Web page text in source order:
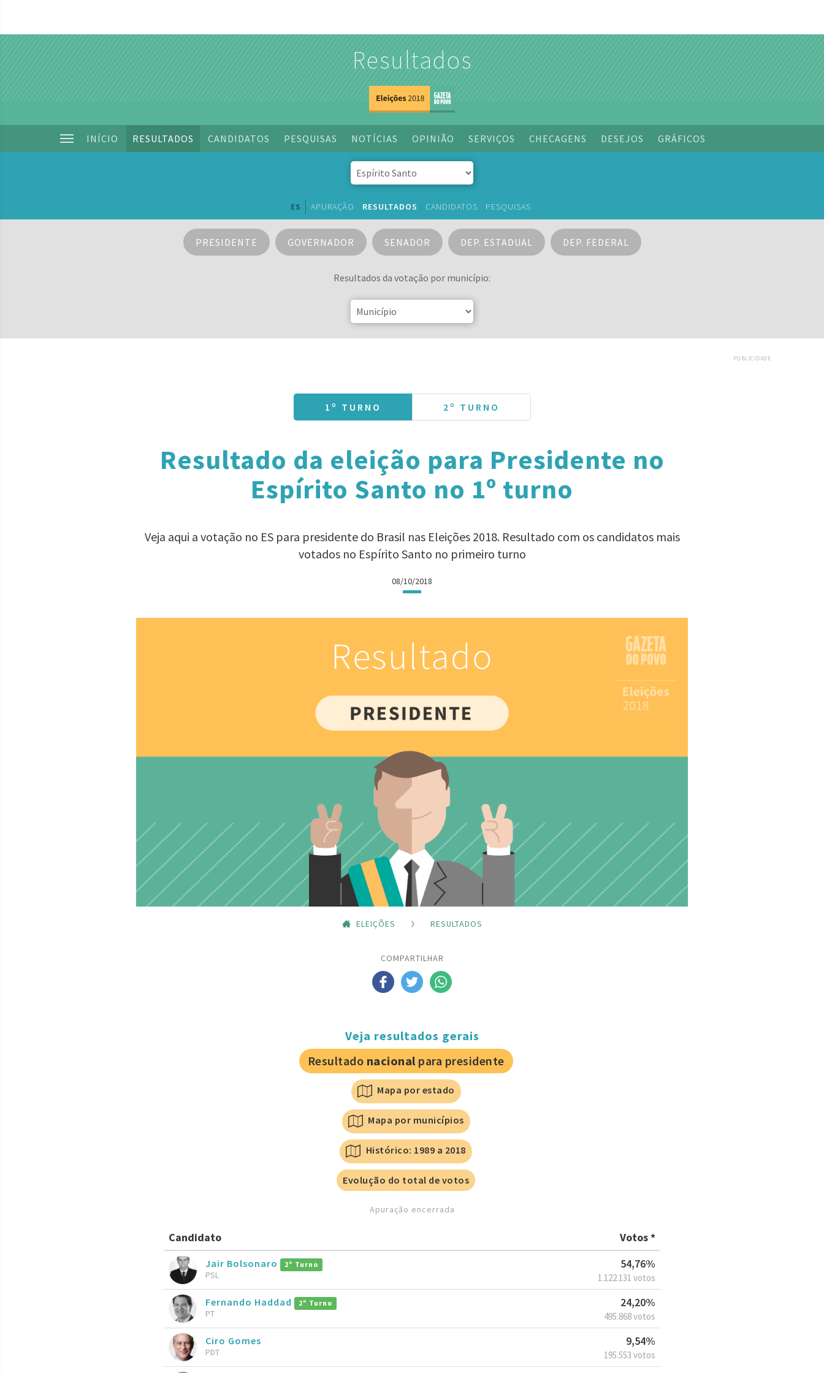
Resultados
INÍCIO RESULTADOS CANDIDATOS PESQUISAS NOTÍCIAS OPINIÃO SERVIÇOS CHECAGENS DESEJOS GRÁFICOS
ES APURAÇÃO RESULTADOS CANDIDATOS PESQUISAS
PRESIDENTE GOVERNADOR SENADOR DEP. ESTADUAL DEP. FEDERAL
Resultados da votação por município:
PUBLICIDADE
1º TURNO 2º TURNO
Resultado da eleição para Presidente no
Espírito Santo no 1º turno
Veja aqui a votação no ES para presidente do Brasil nas Eleições 2018. Resultado com os candidatos mais
votados no Espírito Santo no primeiro turno
08/10/2018
ELEIÇÕES RESULTADOS
COMPARTILHAR
Veja resultados gerais
Resultado nacional para presidente
Mapa por estado
Mapa por municípios
Histórico: 1989 a 2018
Evolução do total de votos
Apuração encerrada
Candidato Votos *
Jair Bolsonaro 2º Turno
PSL
54,76%
1.122.131 votos
Fernando Haddad 2º Turno
PT
24,20%
495.868 votos
Ciro Gomes
PDT
9,54%
195.553 votos